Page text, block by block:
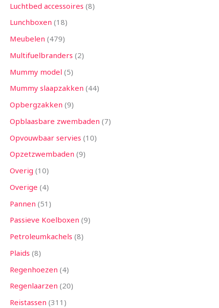
Luchtbed accessoires 8
Lunchboxen 18
Meubelen 479
Multifuelbranders 2
Mummy model 5
Mummy slaapzakken 44
Opbergzakken 9
Opblaasbare zwembaden 7
Opvouwbaar servies 10
Opzetzwembaden 9
Overig 10
Overige 4
Pannen 51
Passieve Koelboxen 9
Petroleumkachels 8
Plaids 8
Regenhoezen 4
Regenlaarzen 20
Reistassen 311